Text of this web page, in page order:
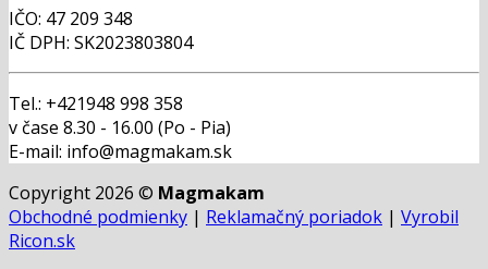
IČO: 47 209 348
IČ DPH: SK2023803804
Tel.: +421948 998 358
v čase 8.30 - 16.00 (Po - Pia)
E-mail: info@magmakam.sk
Copyright 2026 © Magmakam
Obchodné podmienky | Reklamačný poriadok | Vyrobil
Ricon.sk